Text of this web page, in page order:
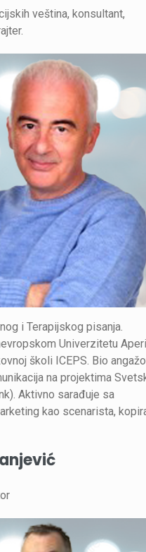
veština, konsultant,
i Terapijskog pisanja.
Univerzitetu
školi ICEPS. Bio
na projektima
Aktivno sarađuje sa
kao scenarista,